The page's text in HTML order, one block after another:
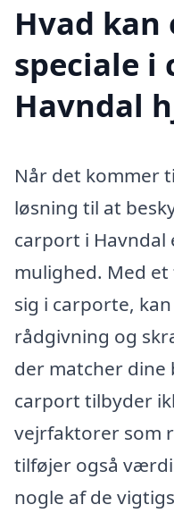
Hvad
speciale i
Havndal
Når det kommer
løsning til at
carport i
mulighed. Med
sig i carporte,
rådgivning og
der matcher dine
carport tilbyder
vejrfaktorer som
tilføjer også
nogle af de